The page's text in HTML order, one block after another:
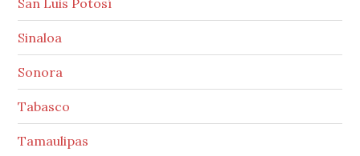
Sinaloa
Sonora
Tabasco
Tamaulipas